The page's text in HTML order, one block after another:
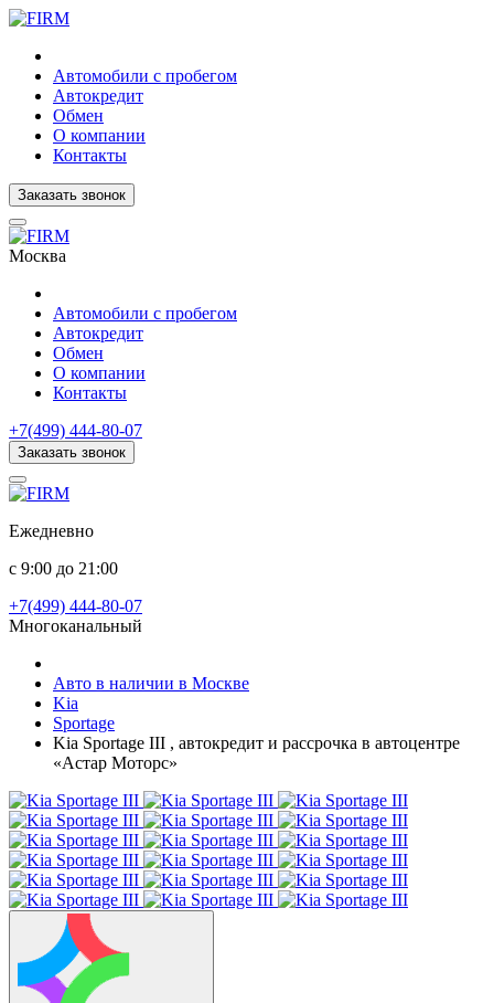
Автомобили с пробегом
Автокредит
Обмен
О компании
Контакты
Заказать звонок
Москва
Автомобили с пробегом
Автокредит
Обмен
О компании
Контакты
+7(499) 444-80-07
Заказать звонок
Ежедневно
с 9:00 до 21:00
+7(499) 444-80-07
Многоканальный
Авто в наличии в Москве
Kia
Sportage
Kia Sportage III , автокредит и рассрочка в автоцентре
«Астар Моторс»